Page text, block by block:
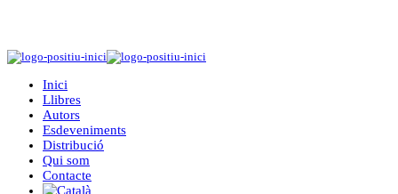
Inici
Llibres
Autors
Esdeveniments
Distribució
Qui som
Contacte